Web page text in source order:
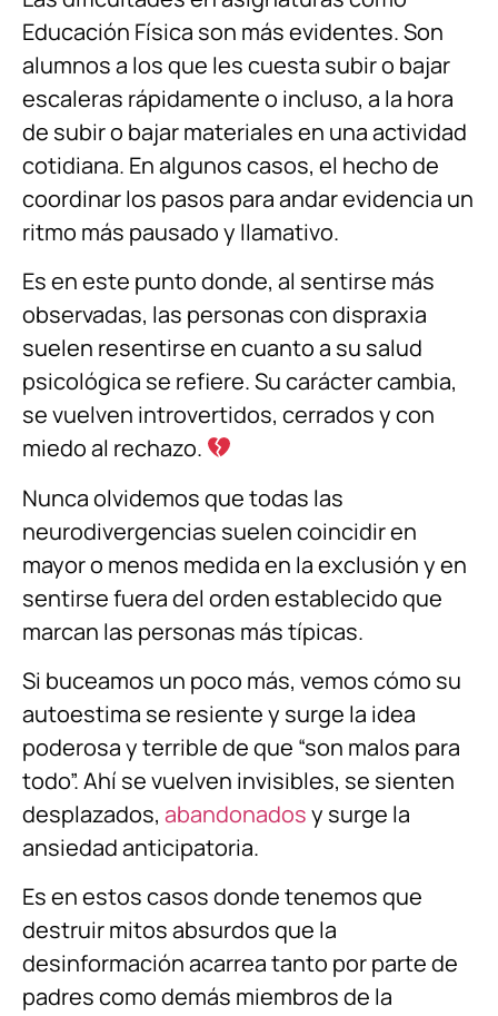
Educación Física son más evidentes. Son
alumnos a los que les cuesta subir o bajar
escaleras rápidamente o incluso, a la hora
de subir o bajar materiales en una actividad
cotidiana. En algunos casos, el hecho de
coordinar los pasos para andar evidencia un
ritmo más pausado y llamativo.
Es en este punto donde, al sentirse más
observadas, las personas con dispraxia
suelen resentirse en cuanto a su salud
psicológica se refiere. Su carácter cambia,
se vuelven introvertidos, cerrados y con
miedo al rechazo.
Nunca olvidemos que todas las
neurodivergencias suelen coincidir en
mayor o menos medida en la exclusión y en
sentirse fuera del orden establecido que
marcan las personas más típicas.
Si buceamos un poco más, vemos cómo su
autoestima se resiente y surge la idea
poderosa y terrible de que “son malos para
todo”. Ahí se vuelven invisibles, se sienten
desplazados, abandonadosy surge la
ansiedad anticipatoria.
Es en estos casos donde tenemos que
destruir mitos absurdos que la
desinformación acarrea tanto por parte de
padres como demás miembros de la